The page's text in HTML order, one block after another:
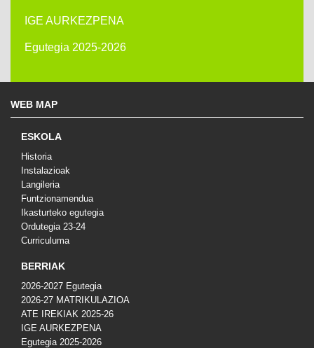
IGE AURKEZPENA
Egutegia 2025-2026
WEB MAP
ESKOLA
Historia
Instalazioak
Langileria
Funtzionamendua
Ikasturteko egutegia
Ordutegia 23-24
Curriculuma
BERRIAK
2026-2027 Egutegia
2026-27 MATRIKULAZIOA
ATE IREKIAK 2025-26
IGE AURKEZPENA
Egutegia 2025-2026